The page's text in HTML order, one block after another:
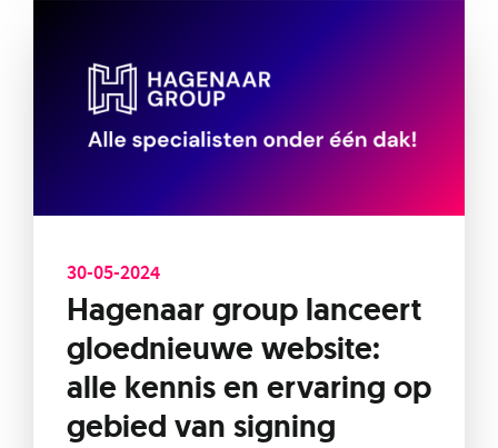
30-05-2024
Hagenaar group lanceert
gloednieuwe website:
alle kennis en ervaring op
gebied van signing